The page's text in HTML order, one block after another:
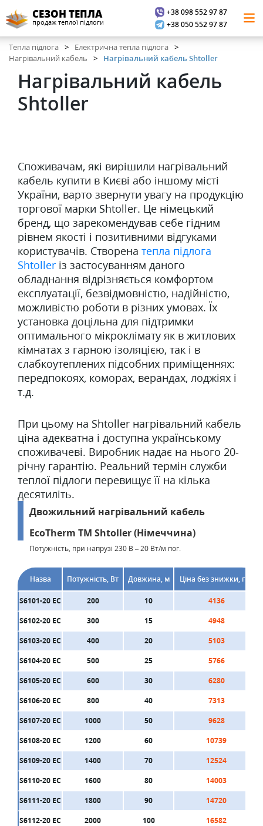
СЕЗОН ТЕПЛА
продаж теплої підлоги
+38 098 552 97 87
+38 050 552 97 87
Тепла підлога
Електрична тепла підлога
Нагрівальний кабель
Нагрівальний кабель Shtoller
Нагрівальний кабель
Shtoller
Споживачам, які вирішили нагрівальний
кабель купити в Києві або іншому місті
України, варто звернути увагу на продукцію
торгової марки Shtoller. Це німецький
бренд, що зарекомендував себе гідним
рівнем якості і позитивними відгуками
користувачів. Створена тепла підлога
Shtoller із застосуванням даного
обладнання відрізняється комфортом
експлуатації, безвідмовністю, надійністю,
можливістю роботи в різних умовах. Їх
установка доцільна для підтримки
оптимального мікроклімату як в житлових
кімнатах з гарною ізоляцією, так і в
слабкоутеплених підсобних приміщеннях:
передпокоях, коморах, верандах, лоджіях і
т.д.
При цьому на Shtoller нагрівальний кабель
ціна адекватна і доступна українському
споживачеві. Виробник надає на нього 20-
річну гарантію. Реальний термін служби
теплої підлоги перевищує її на кілька
десятиліть.
Двожильний нагрівальний кабель
ЕсоTherm ТМ Shtoller (Німеччина)
Потужність, при напрузі 230 В – 20 Вт/м пог.
Назва Потужність, Вт Довжина, м Ціна без знижки, грн
S6101-20 ЕС 200 10
4136
S6102-20 ЕС
300 15
4948
S6103-20 ЕС
400 20
5103
S6104-20 ЕС
500 25
5766
S6105-20 ЕС
600 30
6280
S6106-20 ЕС
800 40
7313
S6107-20 ЕС
1000 50
9628
S6108-20 ЕС
1200 60
10739
S6109-20 ЕС
1400 70
12524
S6110-20 ЕС
1600 80
14003
S6111-20 ЕС
1800 90
14720
S6112-20 ЕС
2000 100
16582